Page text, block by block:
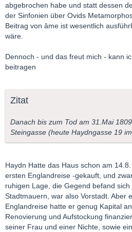
abgebrochen habe und statt dessen
der Sinfonien über Ovids
Beitrag von âme ist wesentlich
wäre.
Dennoch - und das freut mich - kann
beitragen
Zitat
Danach bis zum Tod am 31.Mai
Steingasse (heute Haydngasse 19
Haydn Hatte das Haus schon am
ersten Englandreise -gekauft, und
ruhigen Lage, die Gegend befand
Stadtmauern, war also Vorstadt. Aber
Englandreise hatte er genug Kapital
Renovierung und Aufstockung
seiner Frau und einer Nichte, sowie